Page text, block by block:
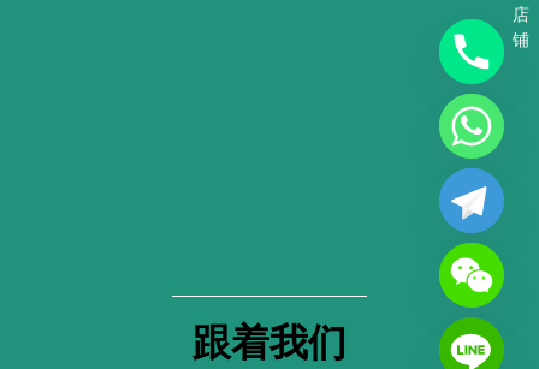
店
铺
跟着我们